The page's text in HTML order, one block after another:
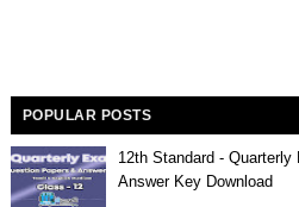
POPULAR POSTS
12th Standard -
Answer Key Download